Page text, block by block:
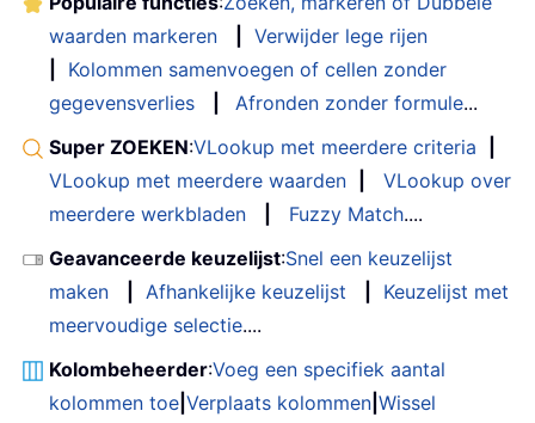
waarden markeren
Verwijder lege rijen
Kolommen samenvoegen of cellen zonder
gegevensverlies
Afronden zonder formule...
Super ZOEKEN:VLookup met meerdere criteria
VLookup met meerdere waarden
VLookup over
meerdere werkbladen
Fuzzy Match....
Geavanceerde keuzelijst:Snel een keuzelijst
maken
Afhankelijke keuzelijst
Keuzelijst met
meervoudige selectie....
Kolombeheerder:Voeg een specifiek aantal
kolommen toe Verplaats kolommen Wissel